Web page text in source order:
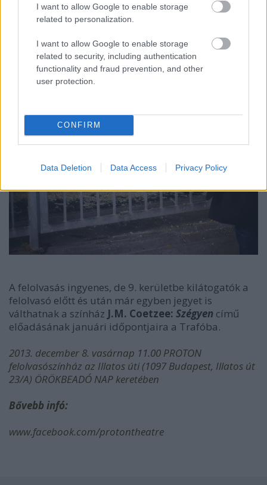
I want to allow Google to enable storage
related to personalization.
I want to allow Google to enable storage
related to security, including authentication
functionality and fraud prevention, and other
user protection.
CONFIRM
Data Deletion Data Access Privacy Policy
A felolvasás ingyenes, de 9. kerületbe kilátogatók a
felolvasó előtt és után már egyben jegyet is
válthatnak a színház J.M. Coetzee: Szégyen című
előadásának januári időpontjaira a Trafóba.
2013. december 8. vasárnap 11.00 PROTON
felolvasószínház az Illatos úti (1097 Budapest, Illatos út
23/A) ÖRÖKBEADÓ NAP keretében
Bővebb infó:
www.facebook.com/protontheatre